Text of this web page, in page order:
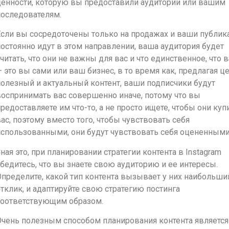
которую вы предоставили аудитории или вашим
вы сосредоточены только на продажах и ваши
идут в этом направлении, ваша аудитория будет
что они не важны для вас и что единственное, что
это вы сами или ваш бизнес, в то время как, предлагая
и актуальный контент, ваши подписчики будут
вас совершенно иначе, потому что вы
им что-то, а не просто ищете, чтобы они
поэтому вместо того, чтобы чувствовать себя
они будут чувствовать себя
это, при планировании стратегии контента в Instagram
что вы знаете свою аудиторию и ее интересы.
какой тип контента вызывает у них
и адаптируйте свою стратегию постинга
образом.
полезным способом планирования контента является